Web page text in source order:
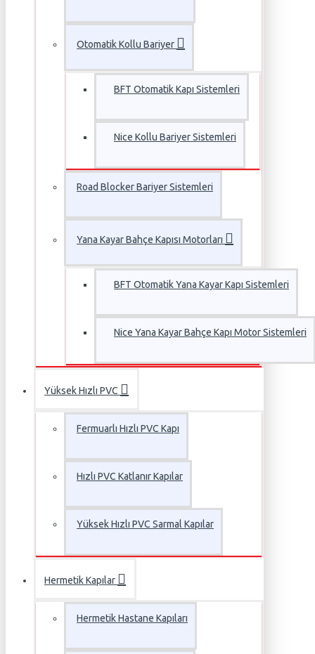
Otomatik Kollu Bariyer
BFT Otomatik Kapı Sistemleri
Nice Kollu Bariyer Sistemleri
Road Blocker Bariyer Sistemleri
Yana Kayar Bahçe Kapısı Motorları
BFT Otomatik Yana Kayar Kapı Sistemleri
Nice Yana Kayar Bahçe Kapı Motor Sistemleri
Yüksek Hızlı PVC
Fermuarlı Hızlı PVC Kapı
Hızlı PVC Katlanır Kapılar
Yüksek Hızlı PVC Sarmal Kapılar
Hermetik Kapılar
Hermetik Hastane Kapıları